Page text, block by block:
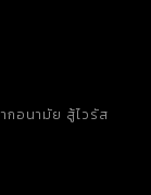
ากอนามัย สู้ไวรัส